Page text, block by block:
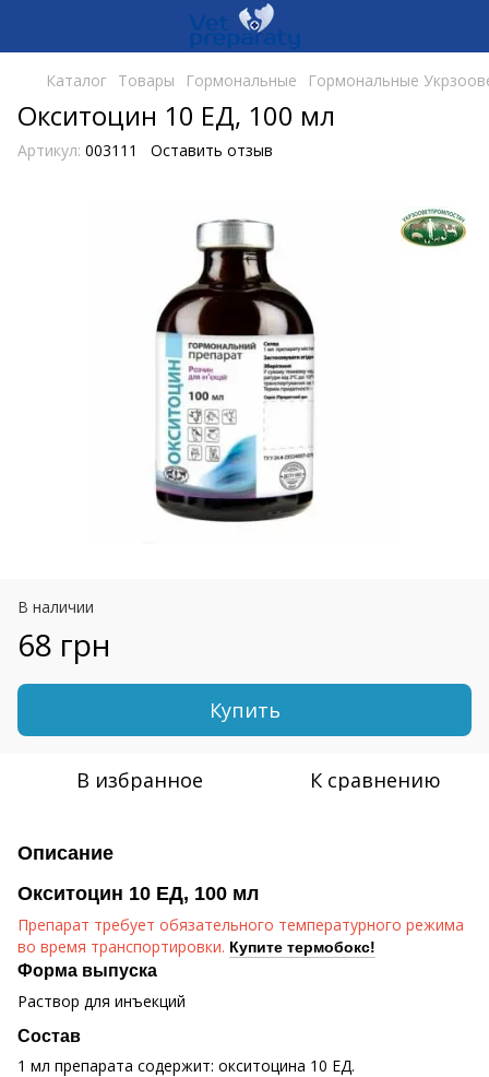
Каталог Товары Гормональные Гормональные
Окситоцин 10 ЕД, 100 мл
Артикул: 003111 Оставить отзыв
В наличии
68 грн
Купить
В избранное К сравнению
Описание
Окситоцин 10 ЕД, 100 мл
Препарат требует обязательного температурного режима
во время транспортировки. Купите термобокс!
Форма выпуска
Раствор для инъекций
Состав
1 мл препарата содержит: окситоцина 10 ЕД.